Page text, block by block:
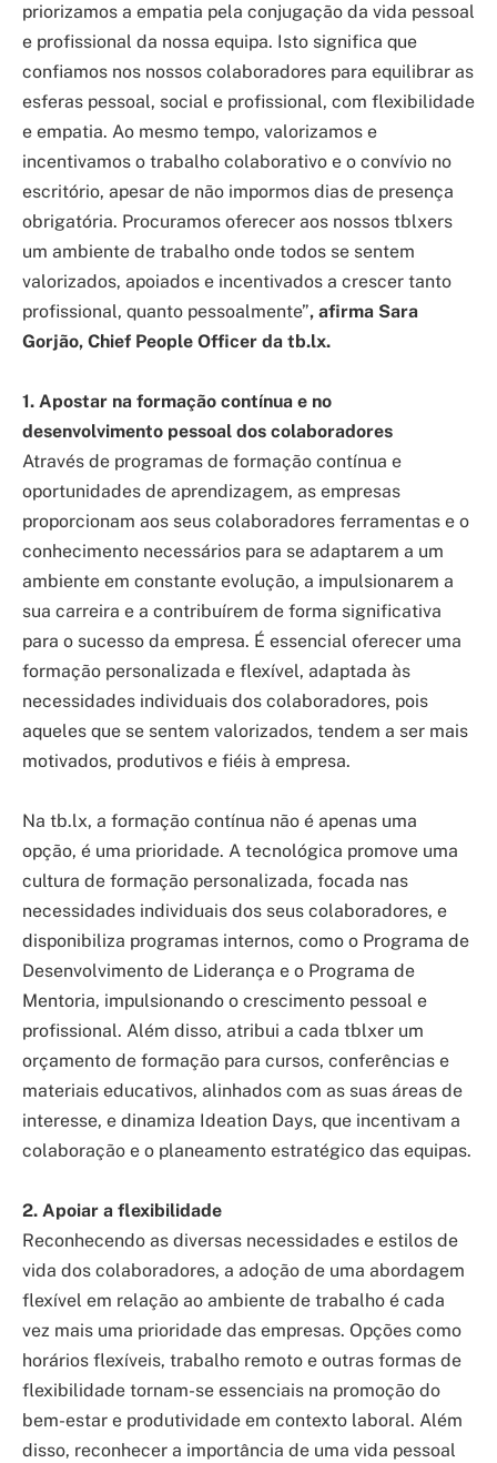
priorizamos a empatia pela conjugação da vida pessoal
e profissional da nossa equipa. Isto significa que
confiamos nos nossos colaboradores para equilibrar as
esferas pessoal, social e profissional, com flexibilidade
e empatia. Ao mesmo tempo, valorizamos e
incentivamos o trabalho colaborativo e o convívio no
escritório, apesar de não impormos dias de presença
obrigatória. Procuramos oferecer aos nossos tblxers
um ambiente de trabalho onde todos se sentem
valorizados, apoiados e incentivados a crescer tanto
profissional, quanto pessoalmente”, afirma Sara
Gorjão, Chief People Officer da tb.lx.
1. Apostar na formação contínua e no
desenvolvimento pessoal dos colaboradores
Através de programas de formação contínua e
oportunidades de aprendizagem, as empresas
proporcionam aos seus colaboradores ferramentas e o
conhecimento necessários para se adaptarem a um
ambiente em constante evolução, a impulsionarem a
sua carreira e a contribuírem de forma significativa
para o sucesso da empresa. É essencial oferecer uma
formação personalizada e flexível, adaptada às
necessidades individuais dos colaboradores, pois
aqueles que se sentem valorizados, tendem a ser mais
motivados, produtivos e fiéis à empresa.
Na tb.lx, a formação contínua não é apenas uma
opção, é uma prioridade. A tecnológica promove uma
cultura de formação personalizada, focada nas
necessidades individuais dos seus colaboradores, e
disponibiliza programas internos, como o Programa de
Desenvolvimento de Liderança e o Programa de
Mentoria, impulsionando o crescimento pessoal e
profissional. Além disso, atribui a cada tblxer um
orçamento de formação para cursos, conferências e
materiais educativos, alinhados com as suas áreas de
interesse, e dinamiza Ideation Days, que incentivam a
colaboração e o planeamento estratégico das equipas.
2. Apoiar a flexibilidade
Reconhecendo as diversas necessidades e estilos de
vida dos colaboradores, a adoção de uma abordagem
flexível em relação ao ambiente de trabalho é cada
vez mais uma prioridade das empresas. Opções como
horários flexíveis, trabalho remoto e outras formas de
flexibilidade tornam-se essenciais na promoção do
bem-estar e produtividade em contexto laboral. Além
disso, reconhecer a importância de uma vida pessoal